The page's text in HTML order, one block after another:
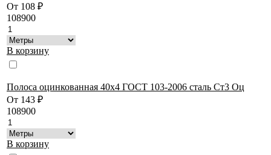
От 108 ₽
108900
В корзину
Полоса оцинкованная 40х4 ГОСТ 103-2006 сталь Ст3 Оц
От 143 ₽
108900
В корзину